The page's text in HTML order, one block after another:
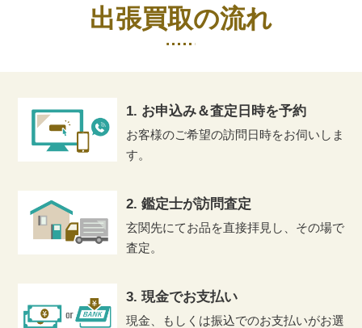
出張買取の流れ
1. お申込み＆査定日時を予約
お客様のご希望の訪問日時をお伺いしま
す。
2. 鑑定士が訪問査定
玄関先にてお品を直接拝見し、その場で
査定。
3. 現金でお支払い
現金、もしくは振込でのお支払いがお選